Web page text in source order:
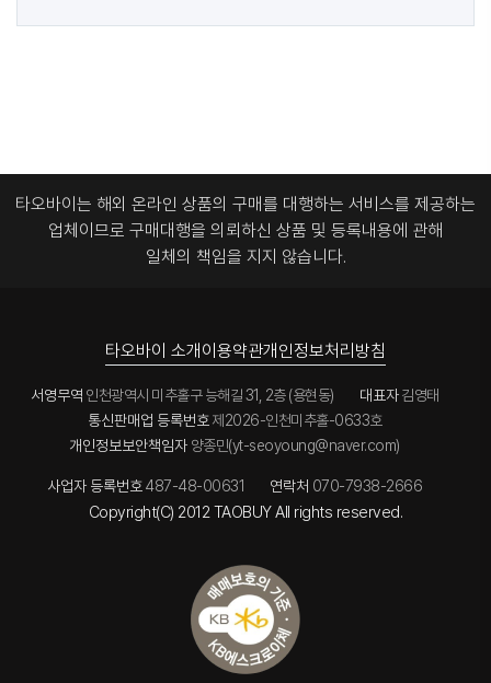
타오바이는 해외 온라인 상품의 구매를 대행하는 서비스를 제공하는
업체이므로 구매대행을 의뢰하신 상품 및 등록내용에 관해
일체의 책임을 지지 않습니다.
타오바이 소개이용약관개인정보처리방침
서영무역 인천광역시 미추홀구 능해길 31, 2층 (용현동) 대표자김영태
통신판매업 등록번호제2026-인천미추홀-0633호
개인정보보안책임자 양종민(yt-seoyoung@naver.com)
사업자 등록번호487-48-00631 연락처 070-7938-2666
Copyright(C) 2012 TAOBUY All rights reserved.